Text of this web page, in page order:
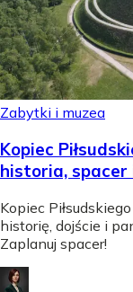
Zabytki i muzea
Kopiec
historia, spacer
Kopiec
historię, dojście i
Zaplanuj spacer!